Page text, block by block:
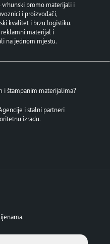
promo materijali i
i proizvođači,
kvalitet i brzu logistiku.
reklamni materijal i
na jednom mjestu.
i štampanim materijalima?
i stalni partneri
izradu.